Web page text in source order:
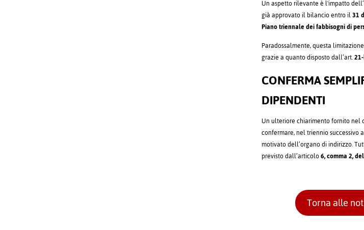
Un aspetto rilevante è l'impatto
già approvato il bilancio entro il31
Piano triennale dei fabbisogni di
Paradossalmente, questa
grazie a quanto disposto dall’art.
CONFERMA
DIPENDENTI
Un ulteriore chiarimento fornito nel
confermare, nel triennio
motivato dell’organo di indirizzo.
previsto dall’articolo6, comma 2,
Torna alle